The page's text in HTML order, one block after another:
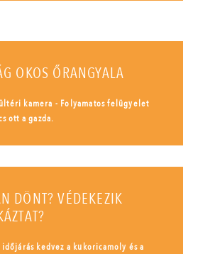
OKOS ŐRANGYALA
kamera - Folyamatos felügyelet
ott a gazda.
DÖNT? VÉDEKEZIK
kedvez a kukoricamoly és a